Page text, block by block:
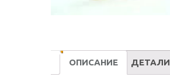
ОПИСАНИЕ ДЕТАЛИ